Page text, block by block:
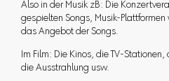
Also in der Musik zB: Die
gespielten Songs, Musik-Plattformen
das Angebot der Songs.
Im Film: Die Kinos, die TV-
die Ausstrahlung usw.